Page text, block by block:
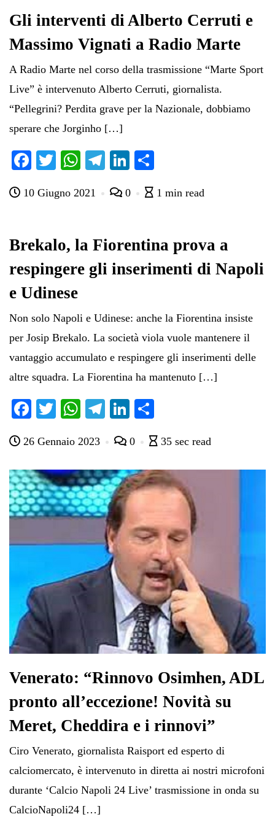
Gli interventi di Alberto Cerruti e
Massimo Vignati a Radio Marte
A Radio Marte nel corso della trasmissione “Marte Sport
Live” è intervenuto Alberto Cerruti, giornalista.
“Pellegrini? Perdita grave per la Nazionale, dobbiamo
sperare che Jorginho […]
Fa
bo
T
tte
W
ts
pp
Te
gr
m
Li
ed di
di
10 Giugno 2021 0 1 min read
Brekalo, la Fiorentina prova a
respingere gli inserimenti di Napoli
e Udinese
Non solo Napoli e Udinese: anche la Fiorentina insiste
per Josip Brekalo. La società viola vuole mantenere il
vantaggio accumulato e respingere gli inserimenti delle
altre squadra. La Fiorentina ha mantenuto […]
Fa
bo
ok
T
tte
r
W
ts
A
pp
Te
gr
a
m
Li
ed
In
di
vi
di
26 Gennaio 2023 0 35 sec read
Venerato: “Rinnovo Osimhen, ADL
pronto all’eccezione! Novità su
Meret, Cheddira e i rinnovi”
Ciro Venerato, giornalista Raisport ed esperto di
calciomercato, è intervenuto in diretta ai nostri microfoni
durante ‘Calcio Napoli 24 Live’ trasmissione in onda su
CalcioNapoli24 […]